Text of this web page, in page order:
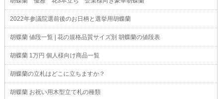
2022年参議院選前後のお日柄と選挙用胡蝶蘭
胡蝶蘭 値段一覧 | 花の規格品質サイズ別 胡蝶蘭の値段表
胡蝶蘭 1万円 個人様向け商品一覧
胡蝶蘭の立札はどこに立ちますか？
胡蝶蘭 お祝い用木型立て札の種類